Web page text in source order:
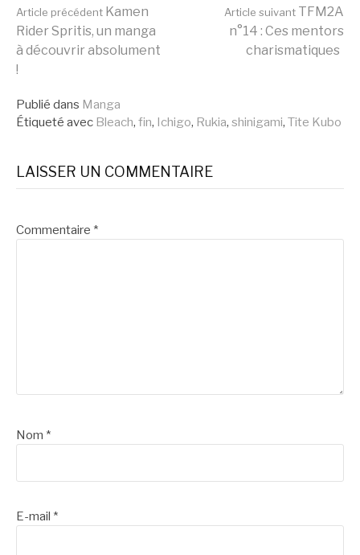
Lire
la
suite
Article précédent Kamen
Rider Spritis, un manga
à découvrir absolument
!
Article suivant TFM2A
n°14 : Ces mentors
charismatiques
Publié dans Manga
Étiqueté avec Bleach, fin, Ichigo, Rukia, shinigami, Tite Kubo
LAISSER UN COMMENTAIRE
Commentaire *
Nom *
E-mail *